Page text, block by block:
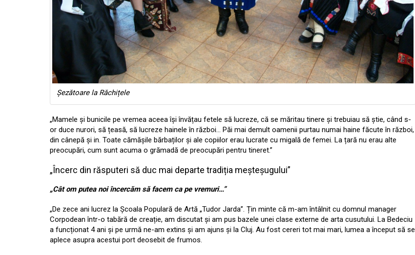
Șezătoare la Răchițele
„Mamele și bunicile pe vremea aceea își învățau fetele să lucreze, că se măritau tinere și trebuiau să știe, când s-
or duce nurori, să țeasă, să lucreze hainele în război… Păi mai demult oamenii purtau numai haine făcute în război,
din cânepă și in. Toate cămășile bărbaților și ale copiilor erau lucrate cu migală de femei. La țară nu erau alte
preocupări, cum sunt acuma o grămadă de preocupări pentru tineret.”
„Încerc din răsputeri să duc mai departe tradiția meșteșugului”
„Cât om putea noi încercăm să facem ca pe vremuri…”
„De zece ani lucrez la Școala Populară de Artă „Tudor Jarda”. Țin minte că m-am întâlnit cu domnul manager
Corpodean într-o tabără de creație, am discutat și am pus bazele unei clase externe de arta cusutului. La Bedeciu
a funcționat 4 ani și pe urmă ne-am extins și am ajuns și la Cluj. Au fost cereri tot mai mari, lumea a început să se
aplece asupra acestui port deosebit de frumos.